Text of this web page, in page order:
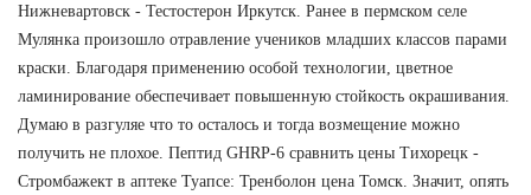
Нижневартовск - Тестостерон Иркутск. Ранее в пермском селе
Мулянка произошло отравление учеников младших классов парами
краски. Благодаря применению особой технологии, цветное
ламинирование обеспечивает повышенную стойкость окрашивания.
Думаю в разгуляе что то осталось и тогда возмещение можно
получить не плохое. Пептид GHRP-6 сравнить цены Тихорецк -
Стромбажект в аптеке Туапсе: Тренболон цена Томск. Значит, опять